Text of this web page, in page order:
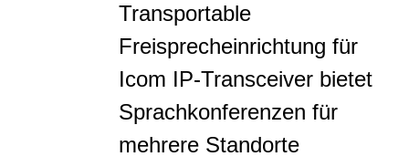
Transportable
Freisprecheinrichtung für
Icom IP-Transceiver bietet
Sprachkonferenzen für
mehrere Standorte